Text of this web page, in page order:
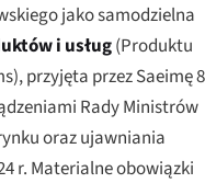
jako samodzielna
i usług(Produktu
), przyjęta przez Saeimę 8
Rady Ministrów
oraz ujawniania
r. Materialne obowiązki